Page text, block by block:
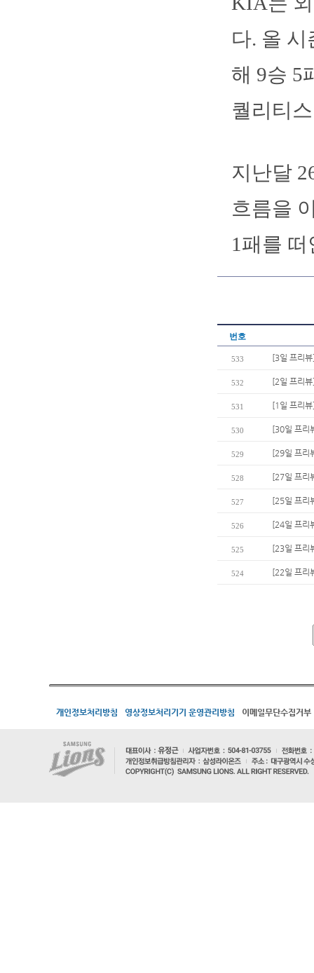
다. 올
해 9승 5
퀄리티
지난달
흐름을
1패를 떠
번호
533 [3일 프리
532 [2일 프리
531 [1일 프리
530 [30일 프리
529 [29일 프리
528 [27일 프리
527 [25일 프리
526 [24일 프리
525 [23일 프리
524 [22일 프리
개인정보처리방침 영상정보처리기기 운영관리방침 이메일무단수집거부